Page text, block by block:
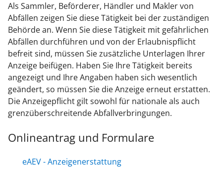
Als Sammler, Beförderer, Händler und Makler von
Abfällen zeigen Sie diese Tätigkeit bei der zuständigen
Behörde an. Wenn Sie diese Tätigkeit mit gefährlichen
Abfällen durchführen und von der Erlaubnispflicht
befreit sind, müssen Sie zusätzliche Unterlagen Ihrer
Anzeige beifügen. Haben Sie Ihre Tätigkeit bereits
angezeigt und Ihre Angaben haben sich wesentlich
geändert, so müssen Sie die Anzeige erneut erstatten.
Die Anzeigepflicht gilt sowohl für nationale als auch
grenzüberschreitende Abfallverbringungen.
Onlineantrag und Formulare
eAEV - Anzeigenerstattung